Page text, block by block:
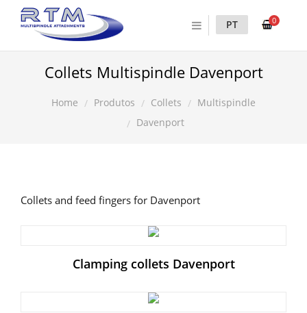
0
PT
Collets Multispindle Davenport
Home Produtos Collets
Multispindle
Davenport
Collets and feed fingers for Davenport
Clamping collets Davenport